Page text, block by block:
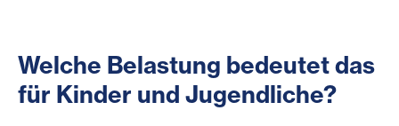
Welche Belastung bedeutet das
für Kinder und Jugendliche?